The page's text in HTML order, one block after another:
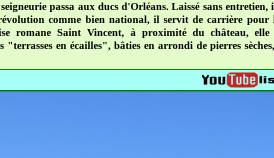
passa aux ducs d'Orléans. Laissé sans
comme bien national, il servit de carrière pour
romane Saint Vincent, à proximité du château, elle
en écailles", bâties en arrondi de pierres